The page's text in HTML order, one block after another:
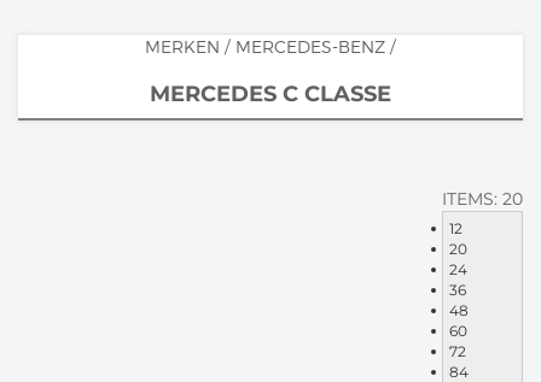
MERKEN / MERCEDES-BENZ /
MERCEDES C CLASSE
ITEMS: 20
12
20
24
36
48
60
72
84